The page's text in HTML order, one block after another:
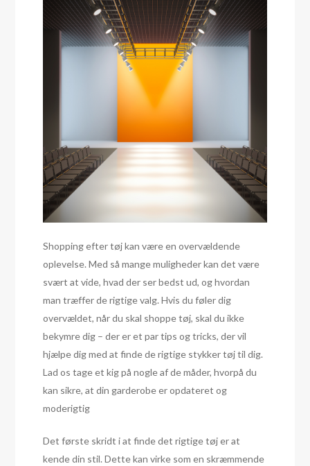
Shopping efter tøj kan være en overvældende
oplevelse. Med så mange muligheder kan det være
svært at vide, hvad der ser bedst ud, og hvordan
man træffer de rigtige valg. Hvis du føler dig
overvældet, når du skal shoppe tøj, skal du ikke
bekymre dig – der er et par tips og tricks, der vil
hjælpe dig med at finde de rigtige stykker tøj til dig.
Lad os tage et kig på nogle af de måder, hvorpå du
kan sikre, at din garderobe er opdateret og
moderigtig
Det første skridt i at finde det rigtige tøj er at
kende din stil. Dette kan virke som en skræmmende